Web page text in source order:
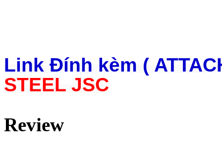
Link Đính kèm (
STEEL JSC
Review